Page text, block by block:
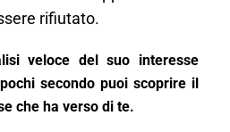
rifiutato.
veloce del suo interesse
secondo puoi scoprire il
che ha verso di te.